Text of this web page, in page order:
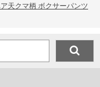
天クマ柄 ボクサーパンツ